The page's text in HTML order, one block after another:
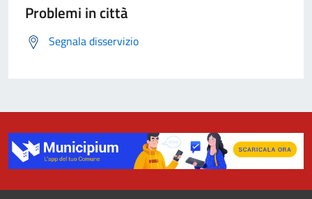
Problemi in città
Segnala disservizio